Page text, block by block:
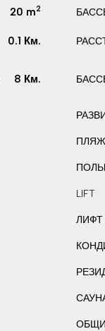
20 m2
0.1 Км.
8 Км.
LIFT
ЛИФТ